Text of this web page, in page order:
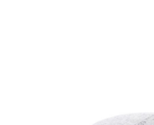
Tecnica